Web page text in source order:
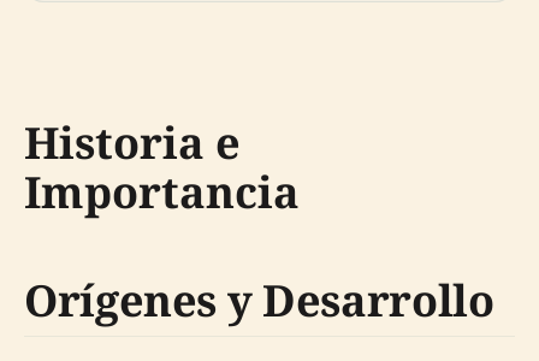
Historia e
Importancia
Orígenes y Desarrollo